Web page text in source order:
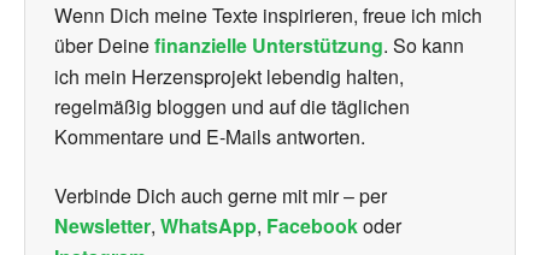
Wenn Dich meine Texte inspirieren, freue ich mich
über Deinefinanzielle Unterstützung. So kann
ich mein Herzensprojekt lebendig halten,
regelmäßig bloggen und auf die täglichen
Kommentare und E-Mails antworten.
Verbinde Dich auch gerne mit mir – per
Newsletter, WhatsApp, Facebookoder